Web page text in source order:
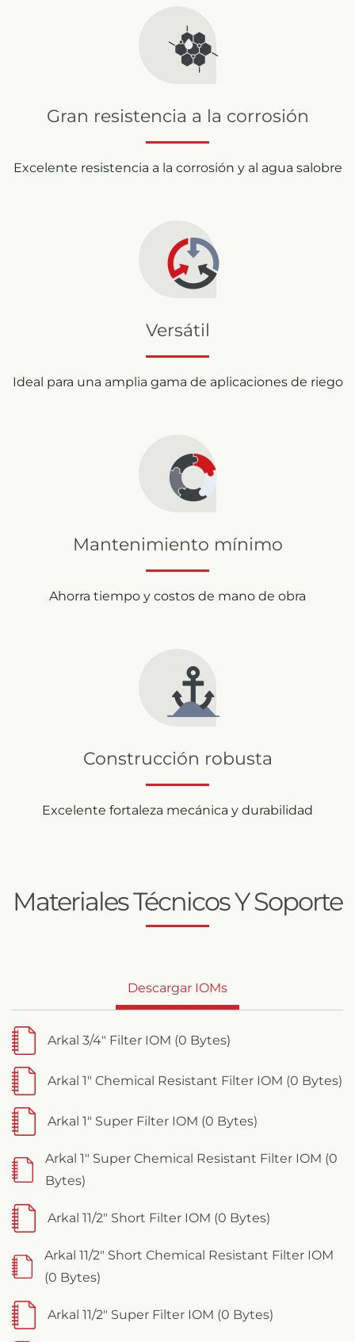
Gran resistencia a la corrosión
Excelente resistencia a la corrosión y al agua salobre
Versátil
Ideal para una amplia gama de aplicaciones de riego
Mantenimiento mínimo
Ahorra tiempo y costos de mano de obra
Construcción robusta
Excelente fortaleza mecánica y durabilidad
Materiales Técnicos Y Soporte
Descargar IOMs
Arkal 3/4" Filter IOM (0 Bytes)
Arkal 1" Chemical Resistant Filter IOM (0 Bytes)
Arkal 1" Super Filter IOM (0 Bytes)
Arkal 1" Super Chemical Resistant Filter IOM (0
Bytes)
Arkal 11/2" Short Filter IOM (0 Bytes)
Arkal 11/2" Short Chemical Resistant Filter IOM
(0 Bytes)
Arkal 11/2" Super Filter IOM (0 Bytes)